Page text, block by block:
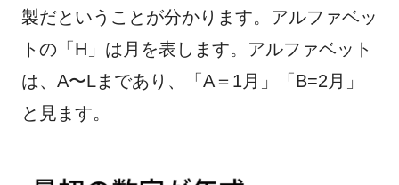
製だということが分かります。アルファベッ
トの「H」は月を表します。アルファベット
は、A〜Lまであり、「A＝1月」「B=2月」
と見ます。